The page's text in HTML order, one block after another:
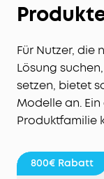
Für Nutzer, die
Lösung
setzen, bietet
Modelle an.
Produktfamilie
800€ Rabatt